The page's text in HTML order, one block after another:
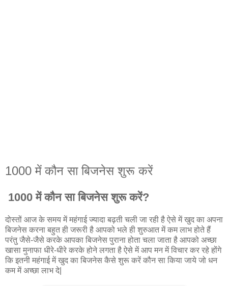
1000 में कौन सा बिजनेस शुरू करें
1000 में कौन सा बिजनेस शुरू करें?
दोस्तों आज के समय में महंगाई ज्यादा बढ़ती चली जा रही है ऐसे में खुद का अपना
बिजनेस करना बहुत ही जरूरी है आपको भले ही शुरुआत में कम लाभ होते हैं
परंतु जैसे-जैसे करके आपका बिजनेस पुराना होता चला जाता है आपको अच्छा
खासा मुनाफा धीरे-धीरे करके होने लगता है ऐसे में आप मन में विचार कर रहे होंगे
कि इतनी महंगाई में खुद का बिजनेस कैसे शुरू करें कौन सा किया जाये जो धन
कम में अच्छा लाभ दे|